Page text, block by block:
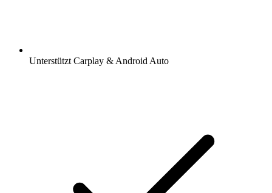
Unterstützt Carplay & Android Auto